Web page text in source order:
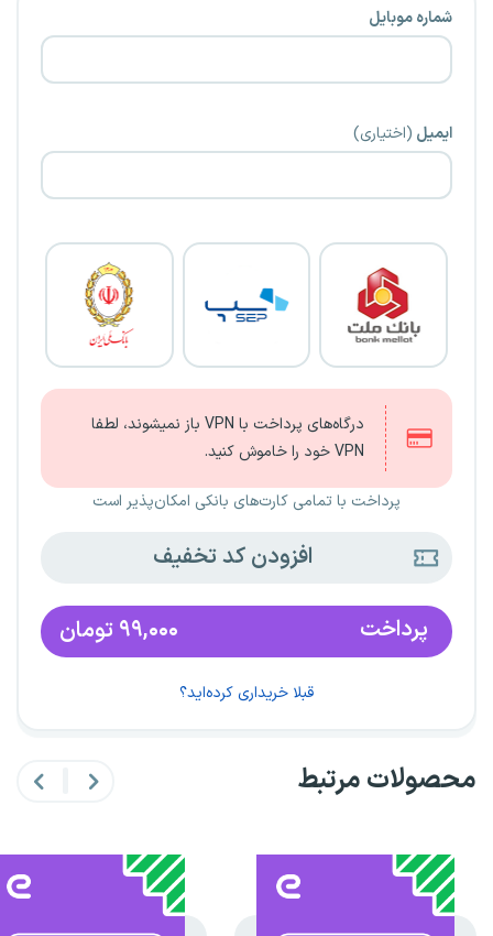
شماره موبایل
ایمیل (اختیاری)
درگاه‌های پرداخت با VPN باز نمیشوند، لطفا
VPN خود را خاموش کنید.
پرداخت با تمامی کارت‌های بانکی امکان‌پذیر است
افزودن کد تخفیف
پرداخت ۹۹,۰۰۰ تومان
قبلا خریداری کرده‌اید؟
محصولات مرتبط